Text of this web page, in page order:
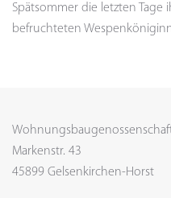
Spätsommer die letzten
befruchteten
Markenstr. 43
45899 Gelsenkirchen-Horst